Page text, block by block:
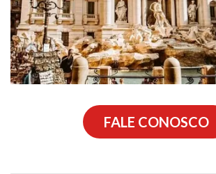
FALE CONOSCO